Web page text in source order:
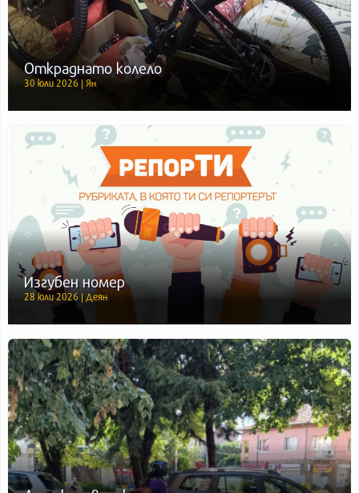
Откраднато колело
30 юли 2026 | Ян
Изгубен номер
28 юли 2026 | Деян